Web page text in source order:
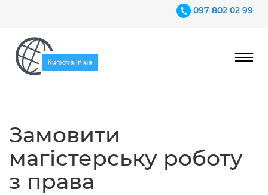
097 802 02 99
Замовити
магістерську роботу
з права
Гарантії
Відгуки